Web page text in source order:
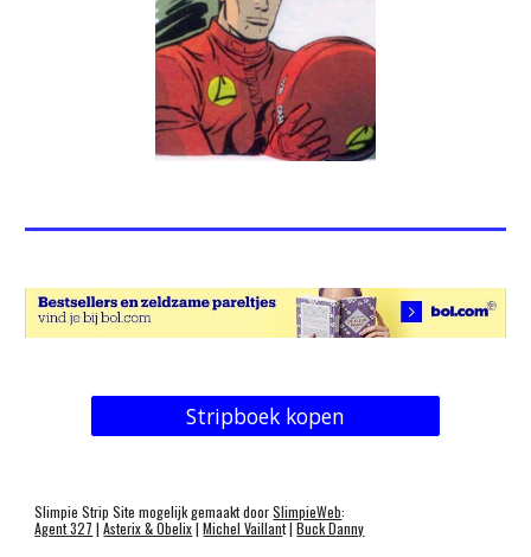
Stripboek kopen
Slimpie Strip Site mogelijk gemaakt doorSlimpieWeb:
Agent 327 |Asterix & Obelix|Michel Vaillant |Buck Danny